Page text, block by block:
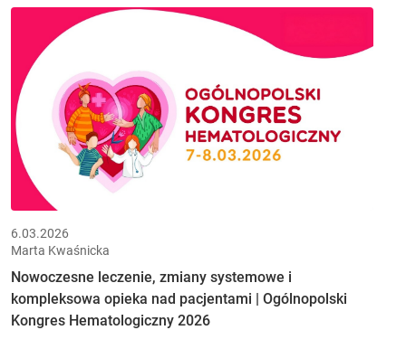
6.03.2026
Marta Kwaśnicka
Nowoczesne leczenie, zmiany systemowe i
kompleksowa opieka nad pacjentami | Ogólnopolski
Kongres Hematologiczny 2026